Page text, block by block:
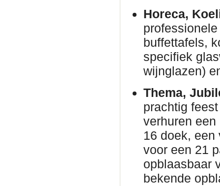
Horeca,
buffettafels,
specifiek
wijnglazen)
Thema,
prachtig
verhuren
16 doek, een
voor een 21
opblaasbaar
bekende